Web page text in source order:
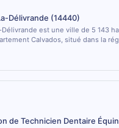
Délivrande (14440)
Délivrande est une ville de 5 143
Calvados, situé dans la
de Technicien Dentaire Équin